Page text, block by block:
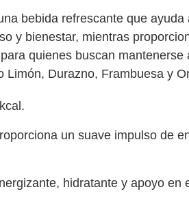
bebida refrescante que ayuda
y bienestar, mientras
quienes buscan
Limón, Durazno, Frambuesa y
un suave impulso de
hidratante y apoyo en